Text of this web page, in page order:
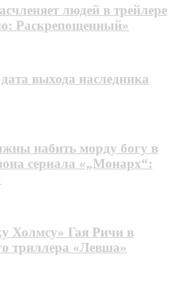
людей в трейлере
Раскрепощенный»
выхода наследника
набить морду богу в
сериала «„Монарх“:
Холмсу» Гая Ричи в
триллера «Левша»